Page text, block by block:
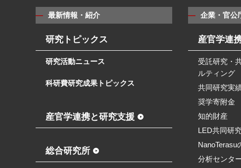
最新情報・紹介
研究トピックス
研究活動ニュース
科研費研究成果トピックス
産官学連携と研究支援
総合研究所
企業・官公
産官学連
受託研究・
ルティング
共同研究実
奨学寄附金
知的財産
LED共同研
NanoTerasu
分析センタ